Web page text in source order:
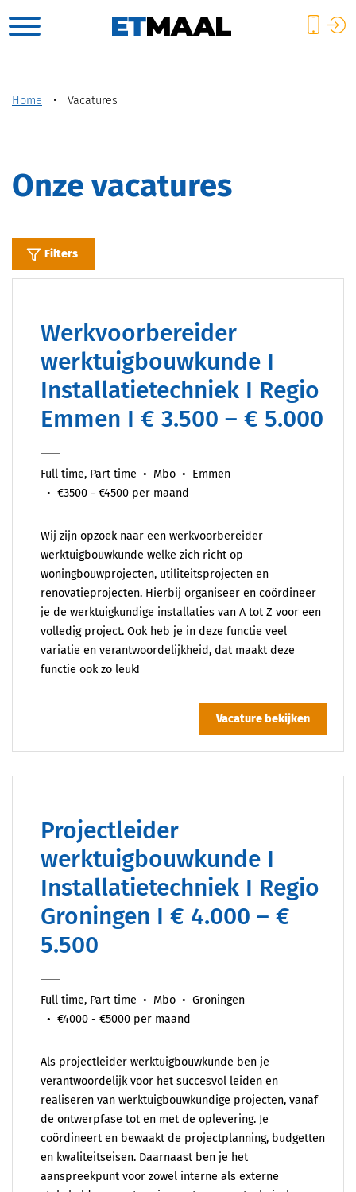
Home • Vacatures
Onze vacatures
Filters
Werkvoorbereider
werktuigbouwkunde I
Installatietechniek I Regio
Emmen I € 3.500 – € 5.000
Full time, Part time Mbo
Emmen
€3500 - €4500 per maand
Wij zijn opzoek naar een werkvoorbereider
werktuigbouwkunde welke zich richt op
woningbouwprojecten, utiliteitsprojecten en
renovatieprojecten. Hierbij organiseer en coördineer
je de werktuigkundige installaties van A tot Z voor een
volledig project. Ook heb je in deze functie veel
variatie en verantwoordelijkheid, dat maakt deze
functie ook zo leuk!
Vacature bekijken
Projectleider
werktuigbouwkunde I
Installatietechniek I Regio
Groningen I € 4.000 – €
5.500
Full time, Part time Mbo
Groningen
€4000 - €5000 per maand
Als projectleider werktuigbouwkunde ben je
verantwoordelijk voor het succesvol leiden en
realiseren van werktuigbouwkundige projecten, vanaf
de ontwerpfase tot en met de oplevering. Je
coördineert en bewaakt de projectplanning, budgetten
en kwaliteitseisen. Daarnaast ben je het
aanspreekpunt voor zowel interne als externe